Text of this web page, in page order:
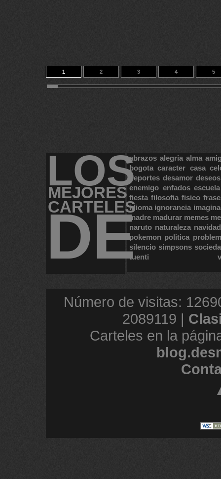
1 2 3 4 5
11 12 13 14 231
LOS
MEJORES
CARTELES
DE
abrazos alegria alma
bogota caracter casa
deportes desamor deseos
enemigo enfados escuela
fiesta filosofia fisico
idioma ignorancia
madre madurar memes
naruto naturaleza navidad
pokemon politica
silencio simpsons
tuenti
Número de visitas:
2089119 |
Carteles en la